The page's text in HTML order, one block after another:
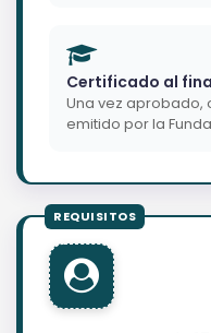
Certificado al
Una vez aprobado,
emitido por la